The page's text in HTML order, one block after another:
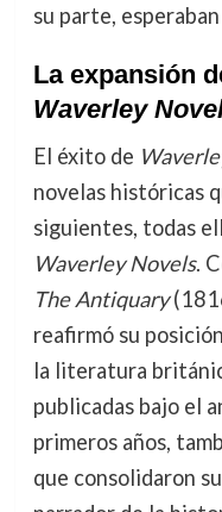
su parte,
La expansión
Waverley
El éxito de
novelas históricas
siguientes, todas
Waverley Novels.
The Antiquary
reafirmó su
la literatura
publicadas bajo el
primeros años,
que consolidaron